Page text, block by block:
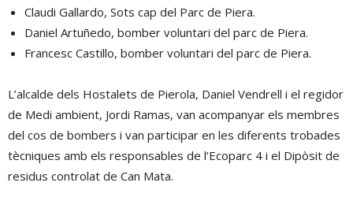
Claudi Gallardo, Sots cap del Parc de Piera.
Daniel Artuñedo, bomber voluntari del parc de Piera.
Francesc Castillo, bomber voluntari del parc de Piera.
L’alcalde dels Hostalets de Pierola, Daniel Vendrell i el regidor
de Medi ambient, Jordi Ramas, van acompanyar els membres
del cos de bombers i van participar en les diferents trobades
tècniques amb els responsables de l’Ecoparc 4 i el Dipòsit de
residus controlat de Can Mata.